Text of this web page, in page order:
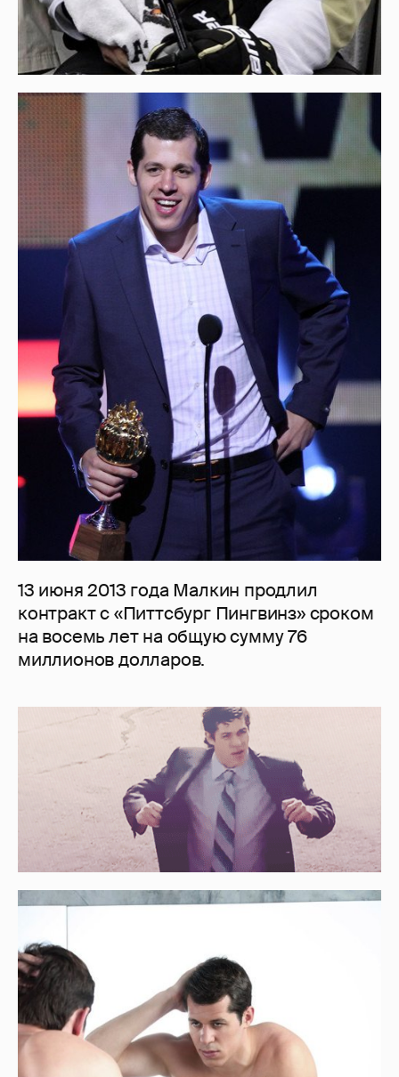
13 июня 2013 года Малкин продлил
контракт с «Питтсбург Пингвинз» сроком
на восемь лет на общую сумму 76
миллионов долларов.